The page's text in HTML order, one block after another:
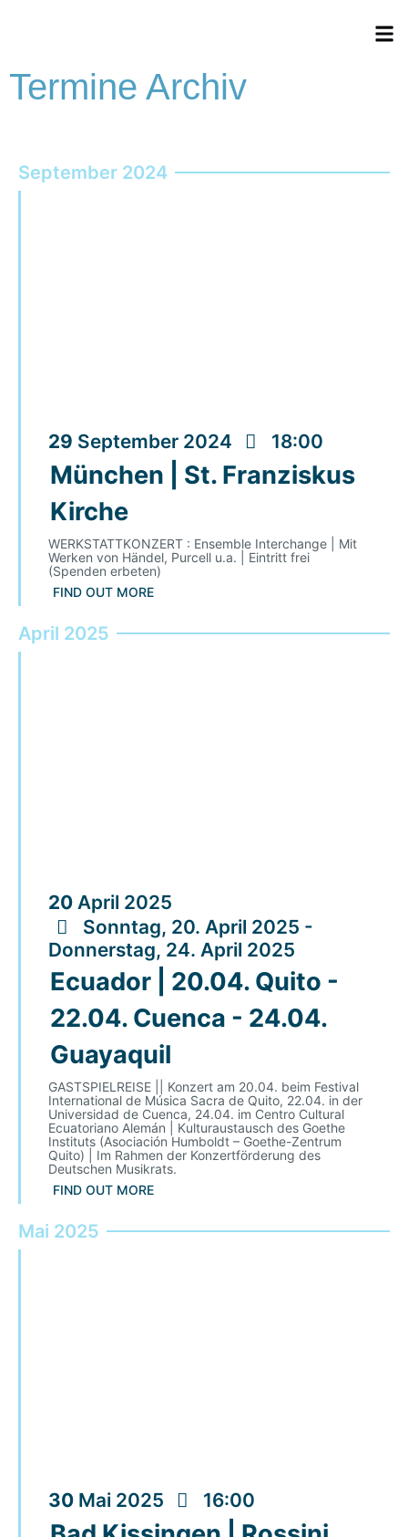
Termine Archiv
September 2024
29 September 2024 18:00
München | St. Franziskus
Kirche
WERKSTATTKONZERT : Ensemble Interchange | Mit
Werken von Händel, Purcell u.a. | Eintritt frei
(Spenden erbeten)
FIND OUT MORE
April 2025
20 April 2025
Sonntag, 20. April 2025 -
Donnerstag, 24. April 2025
Ecuador | 20.04. Quito -
22.04. Cuenca - 24.04.
Guayaquil
GASTSPIELREISE || Konzert am 20.04. beim Festival
International de Música Sacra de Quito, 22.04. in der
Universidad de Cuenca, 24.04. im Centro Cultural
Ecuatoriano Alemán | Kulturaustausch des Goethe
Instituts (Asociación Humboldt – Goethe-Zentrum
Quito) | Im Rahmen der Konzertförderung des
Deutschen Musikrats.
FIND OUT MORE
Mai 2025
30 Mai 2025 16:00